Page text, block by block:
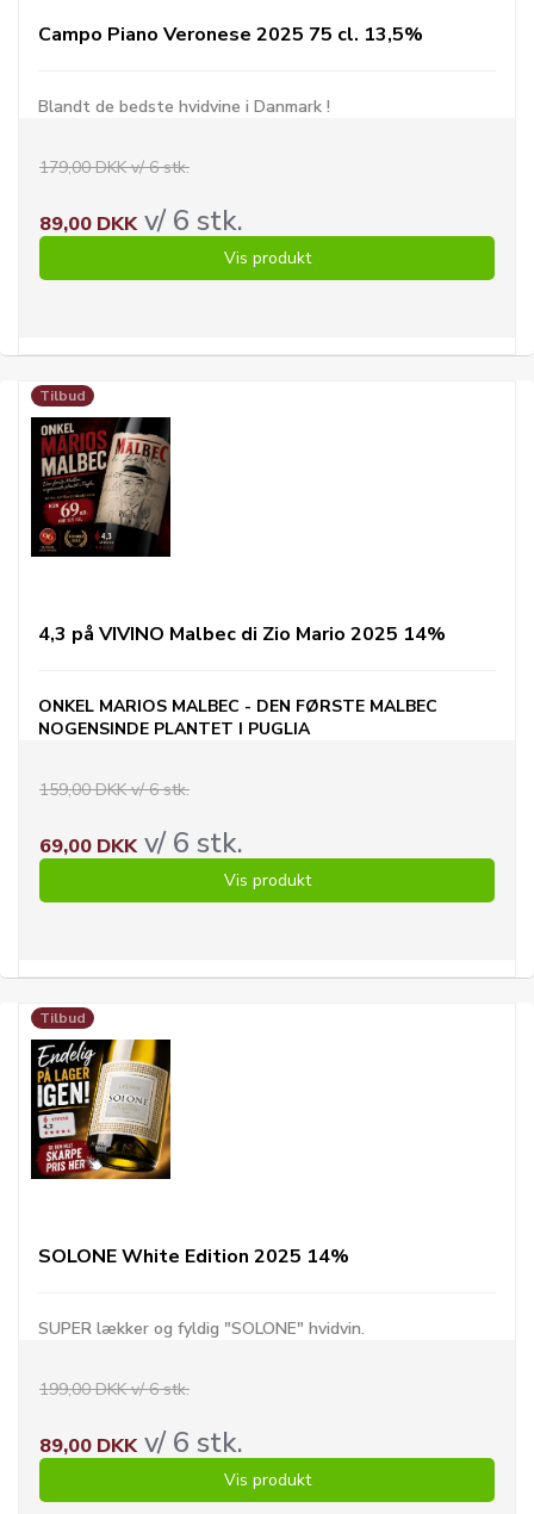
Campo Piano Veronese 2025 75 cl. 13,5%
Blandt de bedste hvidvine i Danmark !
179,00 DKK v/ 6 stk.
89,00 DKKv/ 6 stk.
Vis produkt
Tilbud
4,3 på VIVINO Malbec di Zio Mario 2025 14%
ONKEL MARIOS MALBEC - DEN FØRSTE MALBEC
NOGENSINDE PLANTET I PUGLIA
159,00 DKK v/ 6 stk.
69,00 DKKv/ 6 stk.
Vis produkt
Tilbud
SOLONE White Edition 2025 14%
SUPER lækker og fyldig "SOLONE" hvidvin.
199,00 DKK v/ 6 stk.
89,00 DKKv/ 6 stk.
Vis produkt